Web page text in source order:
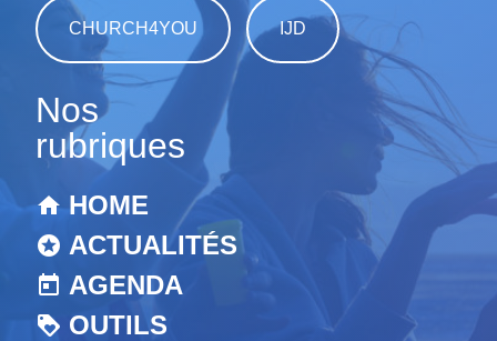
CHURCH4YOU IJD
Nos
rubriques
HOME
ACTUALITÉS
AGENDA
OUTILS